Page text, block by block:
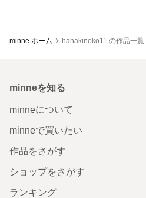
minne ホーム hanakinoko11 の作品一覧
minneを知る
minneについて
minneで買いたい
作品をさがす
ショップをさがす
ランキング